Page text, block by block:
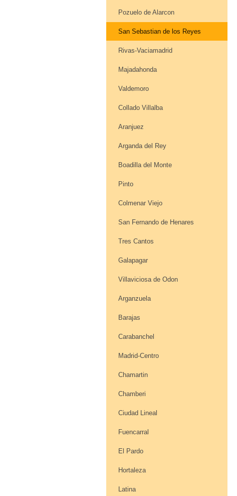
Pozuelo de Alarcon
San Sebastian de los Reyes
Rivas-Vaciamadrid
Majadahonda
Valdemoro
Collado Villalba
Aranjuez
Arganda del Rey
Boadilla del Monte
Pinto
Colmenar Viejo
San Fernando de Henares
Tres Cantos
Galapagar
Villaviciosa de Odon
Arganzuela
Barajas
Carabanchel
Madrid-Centro
Chamartin
Chamberi
Ciudad Lineal
Fuencarral
El Pardo
Hortaleza
Latina